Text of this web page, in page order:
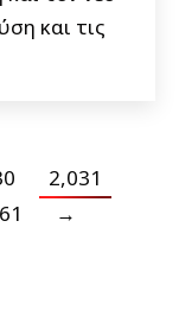
και τις
2,031
→